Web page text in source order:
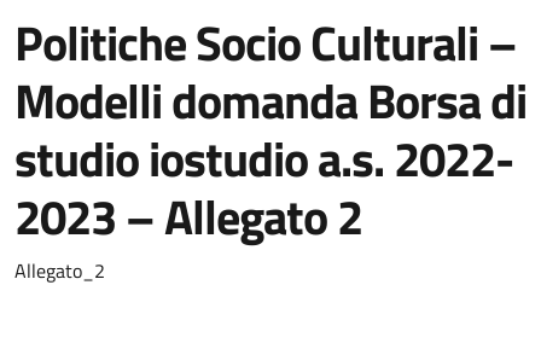
Politiche Socio Culturali –
Modelli domanda Borsa di
studio iostudio a.s. 2022-
2023 – Allegato 2
Dettagli del documento
Allegato_2